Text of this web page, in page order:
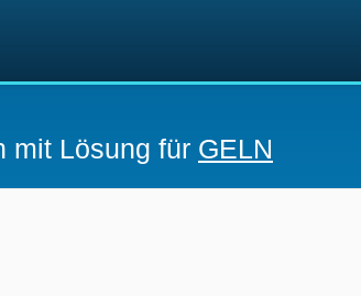
mit Lösung für GELN